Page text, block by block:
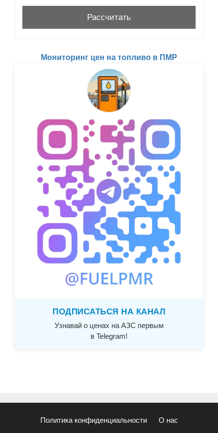
Мониторинг цен на топливо в ПМР
ПОДПИСАТЬСЯ НА КАНАЛ
Узнавай о ценах на АЗС первым
в Telegram!
Политика конфиденциальности О нас